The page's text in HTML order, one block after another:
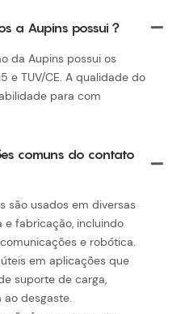
a Aupins possui？
da Aupins possui os
e TUV/CE. A qualidade do
para com
comuns do contato
são usados ​​em diversas
e fabricação, incluindo
e robótica.
em aplicações que
suporte de carga,
desgaste.